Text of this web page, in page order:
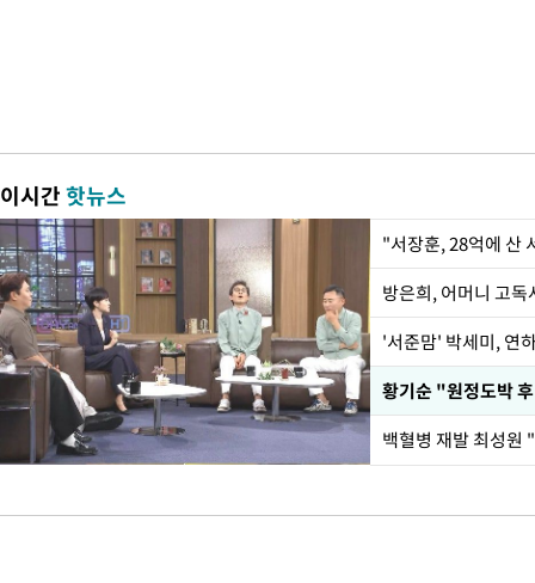
이시간핫뉴스
"서장훈, 28억에 산
방은희, 어머니 고
'서준맘' 박세미, 연
황기순 "원정도박
백혈병 재발 최성원